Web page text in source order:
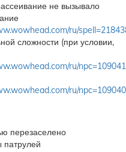
не вызывало
ru/
сложности (при условии,
ru/npc=109041
ru/npc=109040
перезаселено